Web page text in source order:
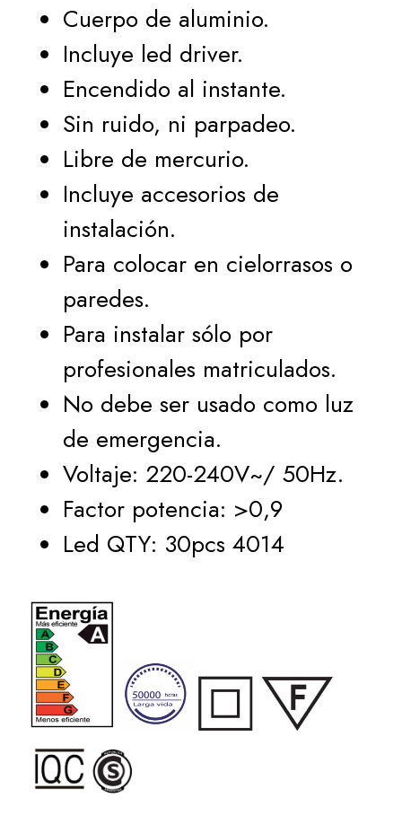
Cuerpo de aluminio.
Incluye led driver.
Encendido al instante.
Sin ruido, ni parpadeo.
Libre de mercurio.
Incluye accesorios de
instalación.
Para colocar en cielorrasos o
paredes.
Para instalar sólo por
profesionales matriculados.
No debe ser usado como luz
de emergencia.
Voltaje: 220-240V~/ 50Hz.
Factor potencia: >0,9
Led QTY: 30pcs 4014